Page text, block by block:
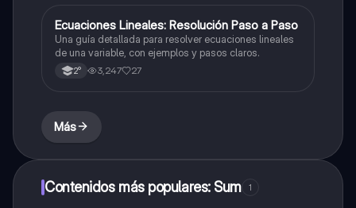
Matemáticas
Ecuaciones Lineales: Resolución Paso a Paso
Una guía detallada para resolver ecuaciones lineales
de una variable, con ejemplos y pasos claros.
2° 3,247 27
Más
Contenidos más populares: Sum 1